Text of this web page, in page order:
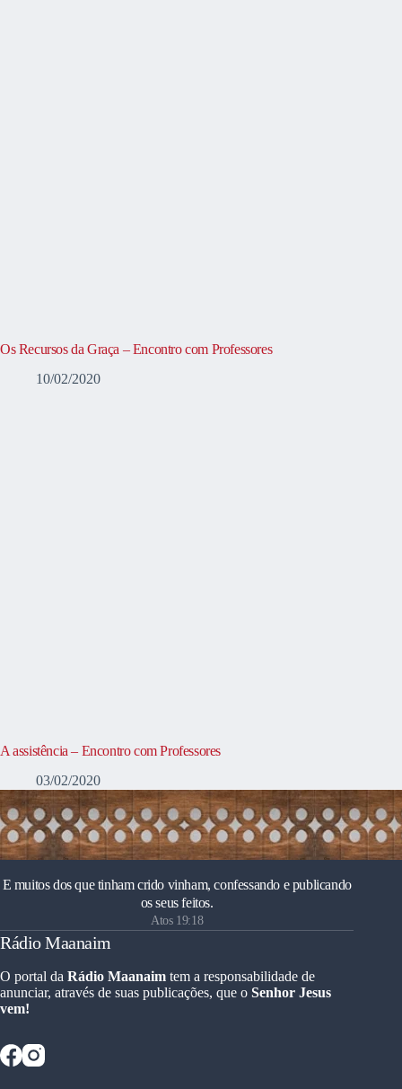
Os Recursos da Graça – Encontro com Professores
10/02/2020
A assistência – Encontro com Professores
03/02/2020
E muitos dos que tinham crido vinham, confessando e publicando
os seus feitos.
Atos 19:18
Rádio Maanaim
O portal da Rádio Maanaim tem a responsabilidade de
anunciar, através de suas publicações, que o Senhor Jesus
vem!